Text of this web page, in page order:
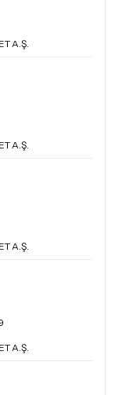
A.Ş.
A.Ş.
A.Ş.
A.Ş.